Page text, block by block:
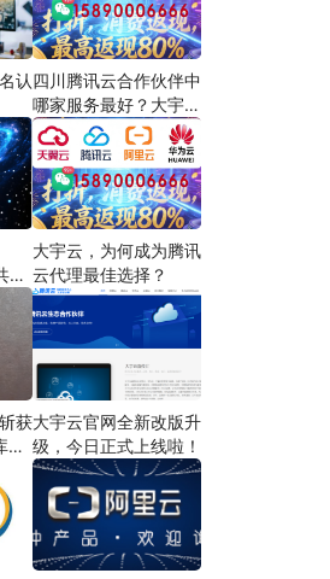
认四川腾讯云合作伙伴中
哪家服务最好？大宇云
以“懂产品、会定制、
能兜底”三大能力领跑
筑
大宇云，为何成为腾讯
云代理最佳选择？
获
服
大宇云官网全新改版升
级，今日正式上线啦！